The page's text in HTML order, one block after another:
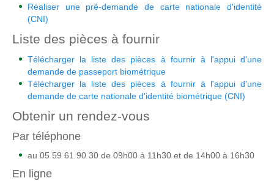
Réaliser une pré-demande de carte nationale d'identité
(CNI)
Liste des pièces à fournir
Télécharger la liste des pièces à fournir à l'appui d'une
demande de passeport biométrique
Télécharger la liste des pièces à fournir à l'appui d'une
demande de carte nationale d'identité biométrique (CNI)
Obtenir un rendez-vous
Par téléphone
au 05 59 61 90 30 de 09h00 à 11h30 et de 14h00 à 16h30
En ligne